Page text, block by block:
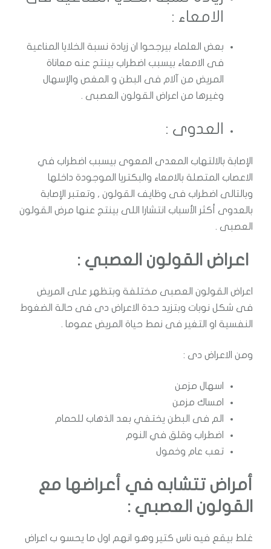
الامعاء :
بعض العلماء بيرجحوا ان زيادة نسبة الخلايا المناعية
فى الامعاء بيسبب اضطراب بينتج عنه معاناة
المريض من آلام فى البطن و المغص والإسهال
وغيرها من اعراض القولون العصبى .
العدوى :
الإصابة بالالتهاب المعدى المعوى بيسبب اضطراب في
الاعصاب المتصلة بالامعاء والبكتريا الموجودة داخلها
وبالتالى اضطراب فى وظايف القولون , وتعتبر الإصابة
بالعدوى أكثر الأسباب انتشارا اللى بينتج عنها مرض القولون
العصبى .
اعراض القولون العصبي :
اعراض القولون العصبى مختلفة وبتظهر على المريض
فى شكل نوبات وبتزيد حدة الاعراض دى فى حالة الضغوط
النفسية او التغير فى نمط حياة المريض عموما .
ومن الاعراض دى :
اسهال مزمن
امساك مزمن
الم فى البطن يختفي بعد الذهاب للحمام
اضطراب وقلق في النوم
تعب عام وخمول
أمراض تتشابه في أعراضها مع
القولون العصبي :
غلط بيقع فيه ناس كتير وهو انهم اول ما يحسو ب اعراض